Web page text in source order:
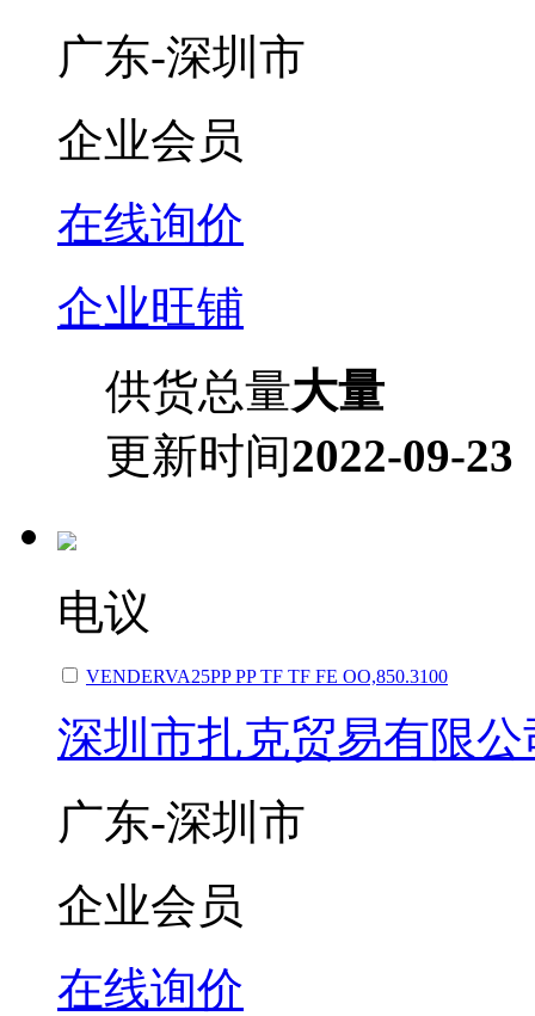
广东-深圳市
企业会员
在线询价
企业旺铺
供货总量大量
更新时间2022-09-23
电议
VENDERVA25PP PP TF TF FE OO,850.3100
深圳市扎克贸易有限公
广东-深圳市
企业会员
在线询价